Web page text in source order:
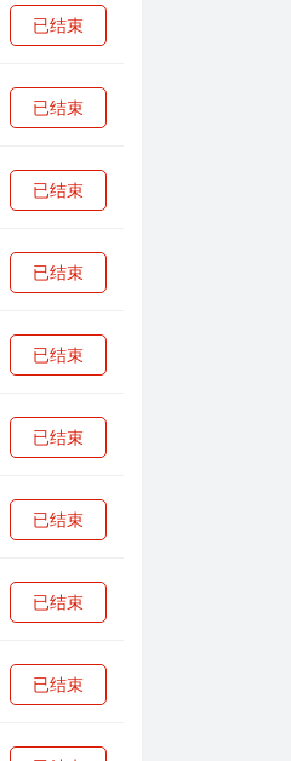
已结束
已结束
已结束
已结束
已结束
已结束
已结束
已结束
已结束